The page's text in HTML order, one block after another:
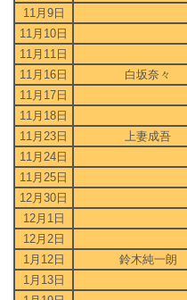
11月9日
11月10日
11月11日
11月16日
白坂奈々
11月17日
11月18日
11月23日
上妻成吾
11月24日
11月25日
12月30日
12月1日
12月2日
1月12日
鈴木純一朗
1月13日